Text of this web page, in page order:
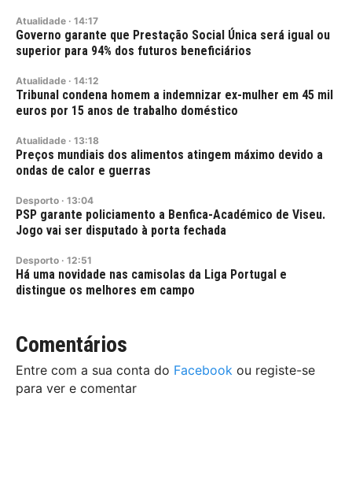
Atualidade · 14:17
Governo garante que Prestação Social Única será igual ou
superior para 94% dos futuros beneficiários
Atualidade · 14:12
Tribunal condena homem a indemnizar ex-mulher em 45 mil
euros por 15 anos de trabalho doméstico
Atualidade · 13:18
Preços mundiais dos alimentos atingem máximo devido a
ondas de calor e guerras
Desporto · 13:04
PSP garante policiamento a Benfica-Académico de Viseu.
Jogo vai ser disputado à porta fechada
Desporto · 12:51
Há uma novidade nas camisolas da Liga Portugal e
distingue os melhores em campo
Comentários
Entre com a sua conta do Facebook ou registe-se
para ver e comentar